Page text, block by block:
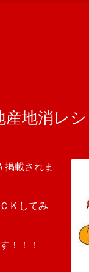
地消レシ
載されま
Ｋしてみ
！！！